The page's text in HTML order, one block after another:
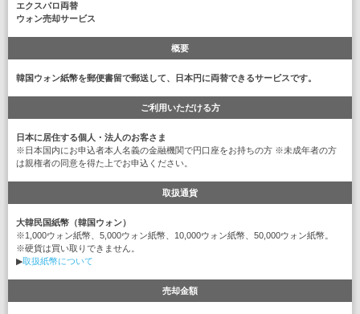
エクスパロ両替
ウォン売却サービス
概要
韓国ウォン紙幣を郵便書留で郵送して、日本円に両替できるサービスです。
ご利用いただける方
日本に居住する個人・法人のお客さま
※日本国内にお申込者本人名義の金融機関で円口座をお持ちの方 ※未成年者の方
は親権者の同意を得た上でお申込ください。
取扱通貨
大韓民国紙幣（韓国ウォン）
※1,000ウォン紙幣、5,000ウォン紙幣、10,000ウォン紙幣、50,000ウォン紙幣。
※硬貨は買い取りできません。
▶取扱紙幣について
売却金額